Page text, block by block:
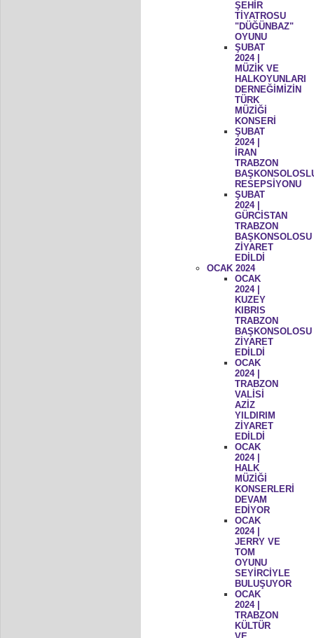
ŞEHİR
TİYATROSU
"DÜĞÜNBAZ"
OYUNU
ŞUBAT
2024 |
MÜZİK VE
HALKOYUNLARI
DERNEĞİMİZİN
TÜRK
MÜZİĞİ
KONSERİ
ŞUBAT
2024 |
İRAN
TRABZON
RESEPSİYONU
ŞUBAT
2024 |
GÜRCİSTAN
TRABZON
BAŞKONSOLOSU
ZİYARET
EDİLDİ
OCAK 2024
OCAK
2024 |
KUZEY
KIBRIS
TRABZON
BAŞKONSOLOSU
ZİYARET
EDİLDİ
OCAK
2024 |
TRABZON
VALİSİ
AZİZ
YILDIRIM
ZİYARET
EDİLDİ
OCAK
2024 |
HALK
MÜZİĞİ
KONSERLERİ
DEVAM
EDİYOR
OCAK
2024 |
JERRY VE
TOM
OYUNU
SEYİRCİYLE
BULUŞUYOR
OCAK
2024 |
TRABZON
KÜLTÜR